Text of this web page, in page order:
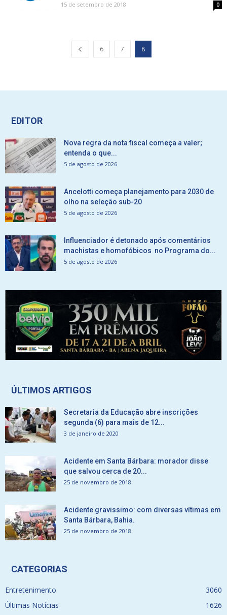
15 de setembro de 2018 0
6 7 8
EDITOR
Nova regra da nota fiscal começa a valer;
entenda o que...
5 de agosto de 2026
Ancelotti começa planejamento para 2030 de
olho na seleção sub-20
5 de agosto de 2026
Influenciador é detonado após comentários
machistas e homofóbicos no Programa do...
5 de agosto de 2026
ÚLTIMOS ARTIGOS
Secretaria da Educação abre inscrições
segunda (6) para mais de 12...
3 de janeiro de 2020
Acidente em Santa Bárbara: morador disse
que salvou cerca de 20...
25 de novembro de 2018
Acidente gravissimo: com diversas vítimas em
Santa Bárbara, Bahia.
25 de novembro de 2018
CATEGORIAS
Entretenimento
3060
Últimas Notícias
1626